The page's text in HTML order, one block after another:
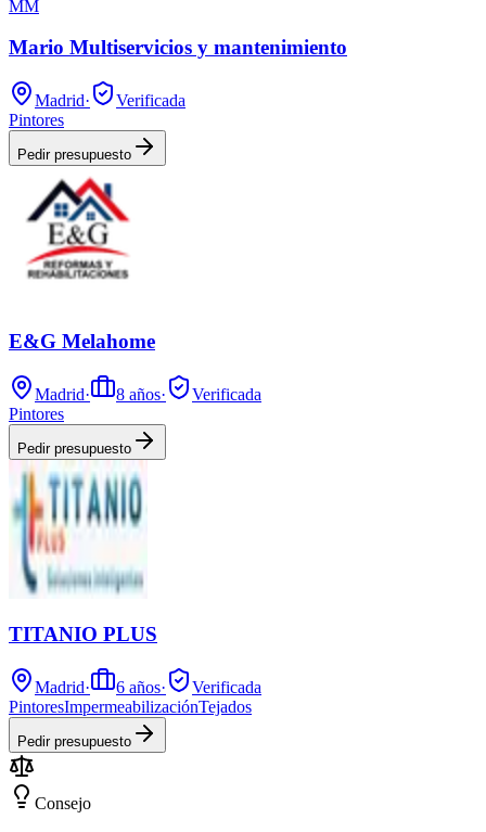
MM
Mario Multiservicios y mantenimiento
Madrid·
Verificada
Pintores
Pedir presupuesto
E&G Melahome
Madrid· 8 años·
Verificada
Pintores
Pedir presupuesto
TITANIO PLUS
Madrid· 6 años·
Verificada
PintoresImpermeabilizaciónTejados
Pedir presupuesto
Consejo